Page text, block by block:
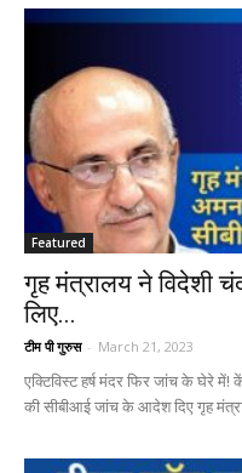
Featured
गृह मंत्रालय ने विदेशी
लिए...
टीम पी गुरुस - March 21, 2023
एक्टिविस्ट हर्ष मंदर फिर जांच के
की सीबीआई जांच के आदेश दिए गृह